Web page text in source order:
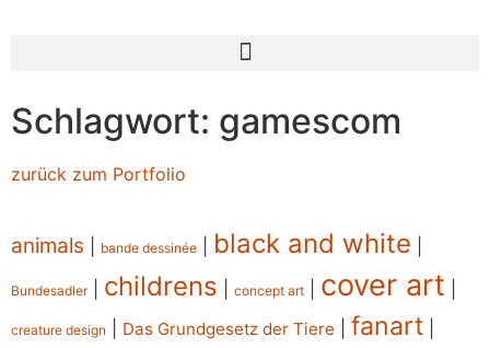
Schlagwort: gamescom
zurück zum Portfolio
animals bande dessinée black and white
Bundesadler| childrens concept art cover art
creature design Das Grundgesetz der Tiere fanart